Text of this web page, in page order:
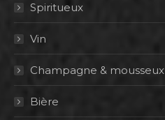
Spiritueux
Vin
Champagne & mousseux
Bière